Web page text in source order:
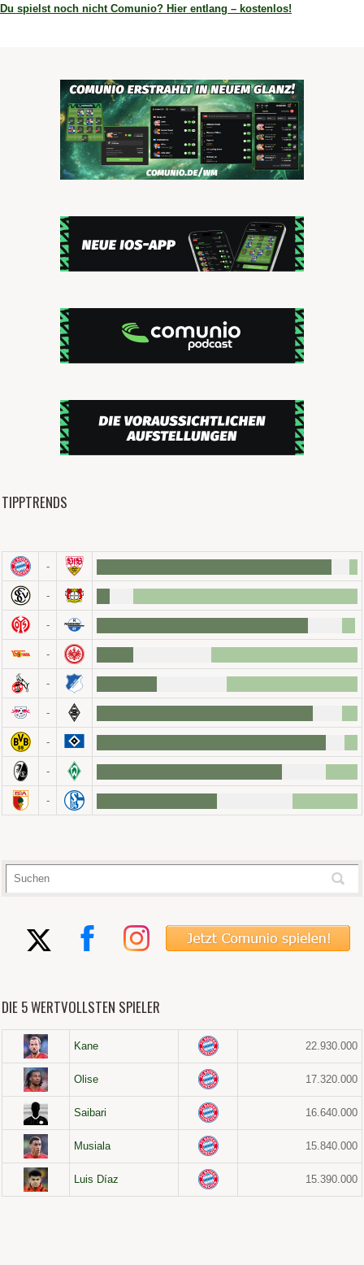
Du spielst noch nicht Comunio? Hier entlang – kostenlos!
TIPPTRENDS
-
-
-
-
-
-
-
-
-
DIE 5 WERTVOLLSTEN SPIELER
Kane 22.930.000
Olise 17.320.000
Saibari 16.640.000
Musiala 15.840.000
Luis Díaz 15.390.000